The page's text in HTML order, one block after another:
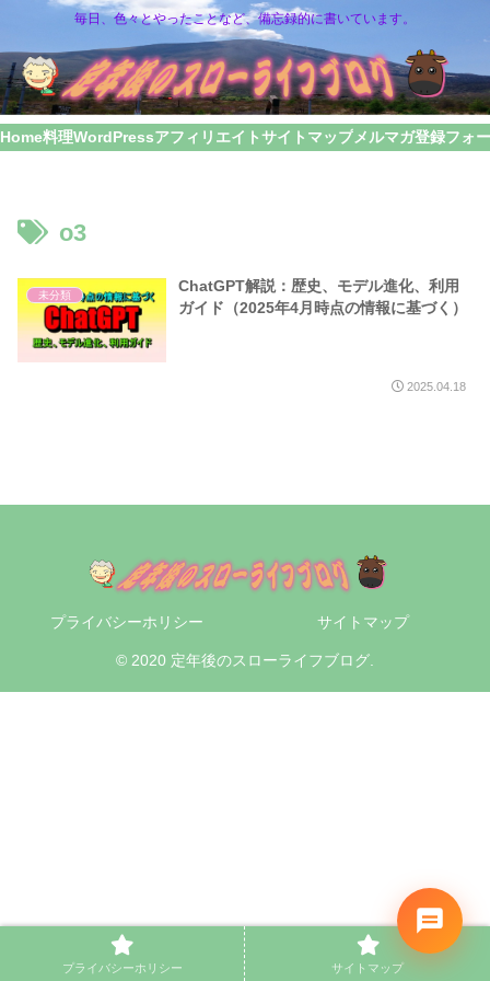
毎日、色々とやったことなど、備忘録的に書いています。
Home料理WordPressアフィリエイトサイトマップメルマガ登録フォ
o3
未分類
ChatGPT解説：歴史、モデル進化、利用
ガイド（2025年4月時点の情報に基づく）
2025.04.18
プライバシーホリシー サイトマップ
© 2020 定年後のスローライフブログ.
プライバシーホリシー サイトマップ